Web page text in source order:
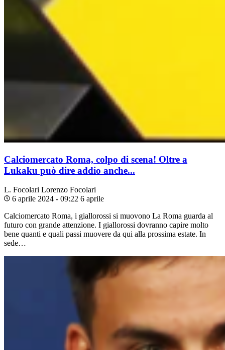
Calciomercato Roma, colpo di scena! Oltre a
Lukaku può dire addio anche...
L. Focolari Lorenzo Focolari
6 aprile 2024 - 09:22 6 aprile
Calciomercato Roma, i giallorossi si muovono La Roma guarda al
futuro con grande attenzione. I giallorossi dovranno capire molto
bene quanti e quali passi muovere da qui alla prossima estate. In
sede…